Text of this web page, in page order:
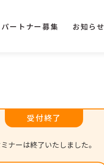
パートナー募集 お知らせ
受付終了
ナーは終了いたしました。